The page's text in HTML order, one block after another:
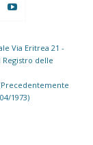
Via Eritrea 21 -
Registro delle
1973)